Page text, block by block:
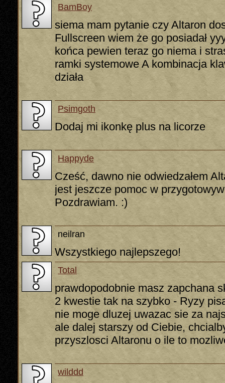
BamBoy
siema mam pytanie czy Altaron
Fullscreen wiem że go posiadał
końca pewien teraz go niema i
ramki systemowe A kombinacja
działa
Psimgoth
Dodaj mi ikonkę plus na licorze
Happyde
Cześć, dawno nie odwiedzałem
jest jeszcze pomoc w
Pozdrawiam. :)
neilran
Wszystkiego najlepszego!
Total
prawdopodobnie masz zapchana
2 kwestie tak na szybko - Ryzy
nie moge dluzej uwazac sie za
ale dalej starszy od Ciebie,
przyszlosci Altaronu o ile to
wilddd